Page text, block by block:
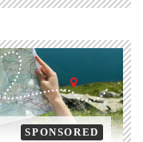
SPONSORED